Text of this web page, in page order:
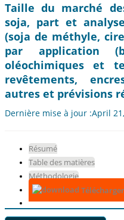
Taille du marché
soja, part et
(soja de méthyle,
par application
oléochimiques et
revêtements,
autres et prévisions
Dernière mise à jour :April
Résumé
Table des matières
Méthodologie